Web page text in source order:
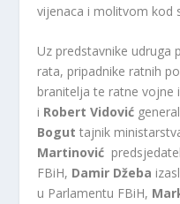
vijenaca i molitvom kod
Uz predstavnike udruga
rata, pripadnike ratnih
branitelja te ratne vojne
i Robert Vidović
Bogut tajnik
Martinović
FBiH, Damir Džeba
u Parlamentu FBiH,